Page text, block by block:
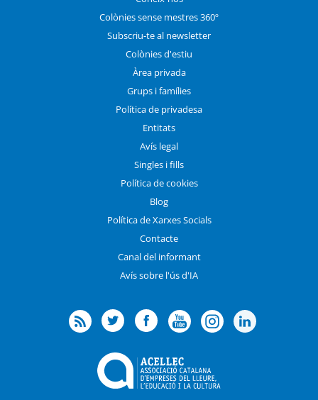
Colònies sense mestres 360º
Subscriu-te al newsletter
Colònies d'estiu
Àrea privada
Grups i famílies
Política de privadesa
Entitats
Avís legal
Singles i fills
Política de cookies
Blog
Política de Xarxes Socials
Contacte
Canal del informant
Avís sobre l'ús d'IA